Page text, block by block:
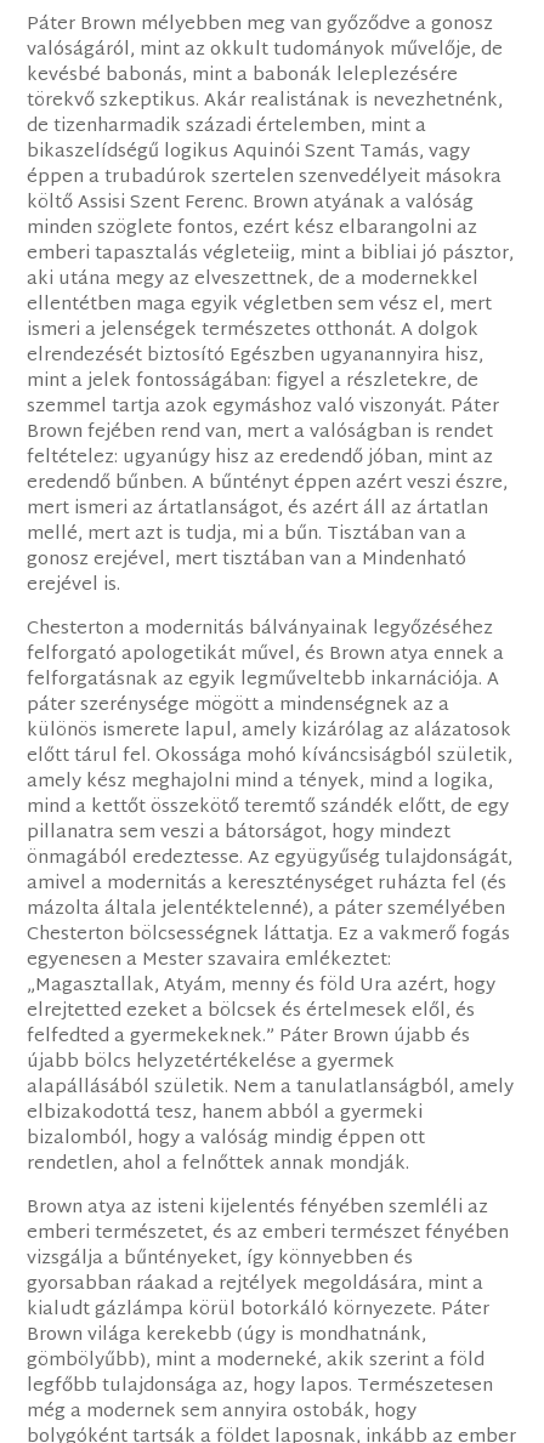
Páter Brown mélyebben meg van győződve a gonosz
valóságáról, mint az okkult tudományok művelője, de
kevésbé babonás, mint a babonák leleplezésére
törekvő szkeptikus. Akár realistának is nevezhetnénk,
de tizenharmadik századi értelemben, mint a
bikaszelídségű logikus Aquinói Szent Tamás, vagy
éppen a trubadúrok szertelen szenvedélyeit másokra
költő Assisi Szent Ferenc. Brown atyának a valóság
minden szöglete fontos, ezért kész elbarangolni az
emberi tapasztalás végleteiig, mint a bibliai jó pásztor,
aki utána megy az elveszettnek, de a modernekkel
ellentétben maga egyik végletben sem vész el, mert
ismeri a jelenségek természetes otthonát. A dolgok
elrendezését biztosító Egészben ugyanannyira hisz,
mint a jelek fontosságában: figyel a részletekre, de
szemmel tartja azok egymáshoz való viszonyát. Páter
Brown fejében rend van, mert a valóságban is rendet
feltételez: ugyanúgy hisz az eredendő jóban, mint az
eredendő bűnben. A bűntényt éppen azért veszi észre,
mert ismeri az ártatlanságot, és azért áll az ártatlan
mellé, mert azt is tudja, mi a bűn. Tisztában van a
gonosz erejével, mert tisztában van a Mindenható
erejével is.
Chesterton a modernitás bálványainak legyőzéséhez
felforgató apologetikát művel, és Brown atya ennek a
felforgatásnak az egyik legműveltebb inkarnációja. A
páter szerénysége mögött a mindenségnek az a
különös ismerete lapul, amely kizárólag az alázatosok
előtt tárul fel. Okossága mohó kíváncsiságból születik,
amely kész meghajolni mind a tények, mind a logika,
mind a kettőt összekötő teremtő szándék előtt, de egy
pillanatra sem veszi a bátorságot, hogy mindezt
önmagából eredeztesse. Az együgyűség tulajdonságát,
amivel a modernitás a kereszténységet ruházta fel (és
mázolta általa jelentéktelenné), a páter személyében
Chesterton bölcsességnek láttatja. Ez a vakmerő fogás
egyenesen a Mester szavaira emlékeztet:
„Magasztallak, Atyám, menny és föld Ura azért, hogy
elrejtetted ezeket a bölcsek és értelmesek elől, és
felfedted a gyermekeknek.” Páter Brown újabb és
újabb bölcs helyzetértékelése a gyermek
alapállásából születik. Nem a tanulatlanságból, amely
elbizakodottá tesz, hanem abból a gyermeki
bizalomból, hogy a valóság mindig éppen ott
rendetlen, ahol a felnőttek annak mondják.
Brown atya az isteni kijelentés fényében szemléli az
emberi természetet, és az emberi természet fényében
vizsgálja a bűntényeket, így könnyebben és
gyorsabban ráakad a rejtélyek megoldására, mint a
kialudt gázlámpa körül botorkáló környezete. Páter
Brown világa kerekebb (úgy is mondhatnánk,
gömbölyűbb), mint a moderneké, akik szerint a föld
legfőbb tulajdonsága az, hogy lapos. Természetesen
még a modernek sem annyira ostobák, hogy